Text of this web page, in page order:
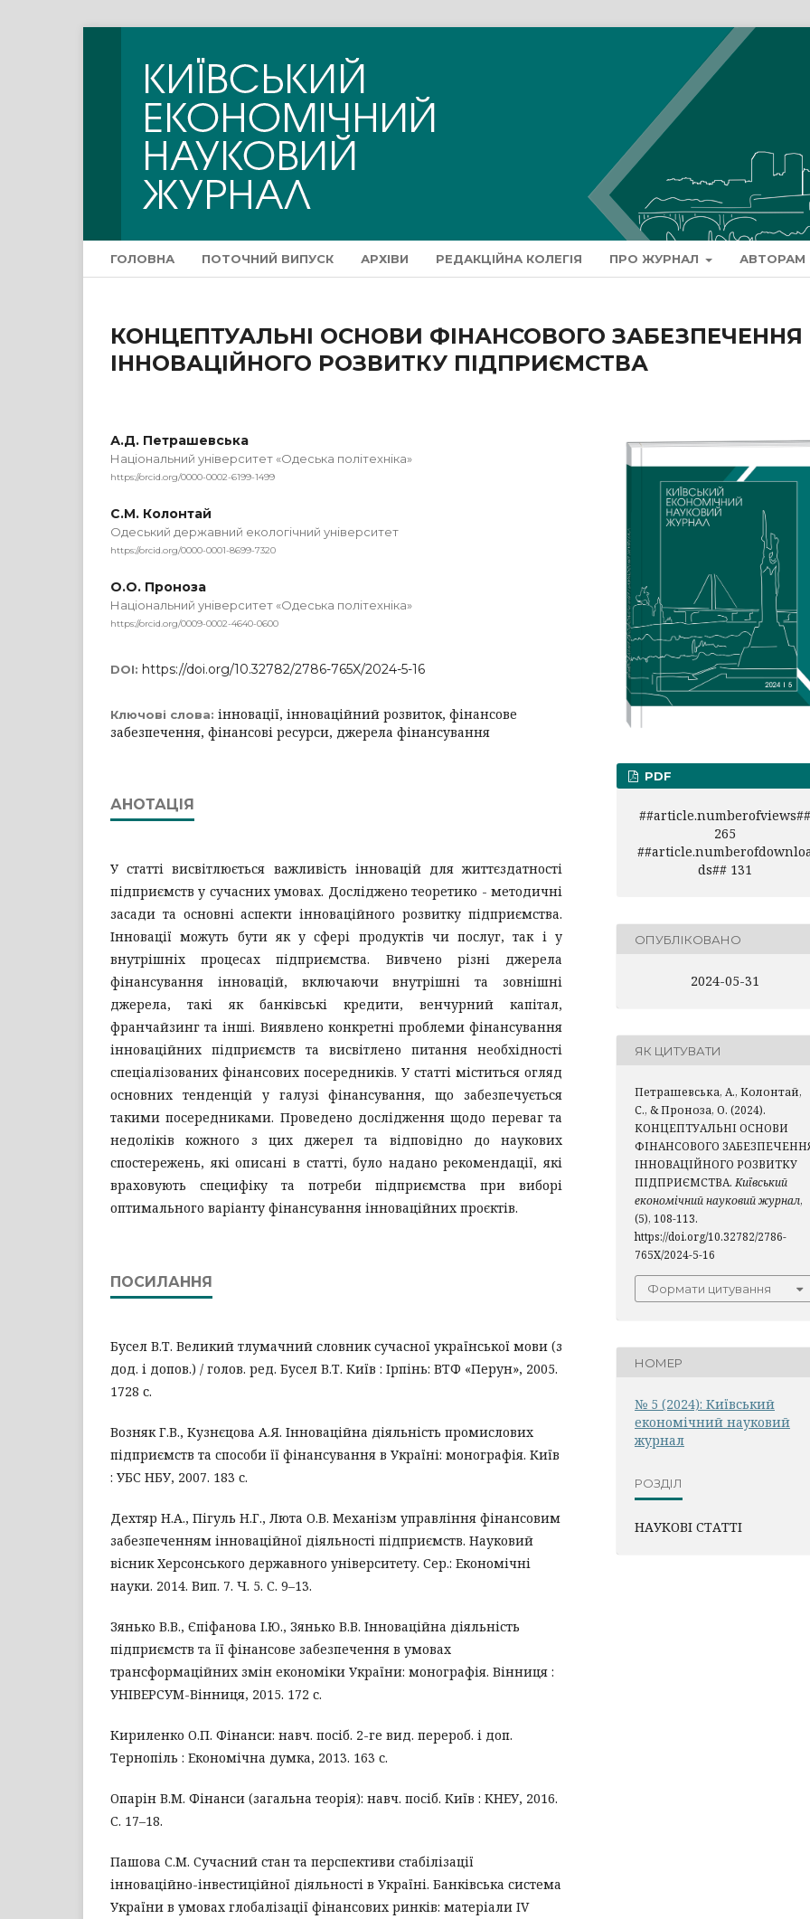
ГОЛОВНА ПОТОЧНИЙ ВИПУСК АРХІВИ РЕДАКЦІЙНА КОЛЕГІЯ ПРО ЖУРНАЛ АВТОРАМ
КОНЦЕПТУАЛЬНІ ОСНОВИ ФІНАНСОВОГО ЗАБЕЗПЕЧЕННЯ
ІННОВАЦІЙНОГО РОЗВИТКУ ПІДПРИЄМСТВА
А.Д. Петрашевська
Національний університет «Одеська політехніка»
https://orcid.org/0000-0002-6199-1499
С.М. Колонтай
Одеський державний екологічний університет
https://orcid.org/0000-0001-8699-7320
О.О. Проноза
Національний університет «Одеська політехніка»
https://orcid.org/0009-0002-4640-0600
DOI: https://doi.org/10.32782/2786-765X/2024-5-16
Ключові слова: інновації, інноваційний розвиток, фінансове
забезпечення, фінансові ресурси, джерела фінансування
АНОТАЦІЯ
У статті висвітлюється важливість інновацій для життєздатності
підприємств у сучасних умовах. Досліджено теоретико - методичні
засади та основні аспекти інноваційного розвитку підприємства.
Інновації можуть бути як у сфері продуктів чи послуг, так і у
внутрішніх процесах підприємства. Вивчено різні джерела
фінансування інновацій, включаючи внутрішні та зовнішні
джерела, такі як банківські кредити, венчурний капітал,
франчайзинг та інші. Виявлено конкретні проблеми фінансування
інноваційних підприємств та висвітлено питання необхідності
спеціалізованих фінансових посередників. У статті міститься огляд
основних тенденцій у галузі фінансування, що забезпечується
такими посередниками. Проведено дослідження щодо переваг та
недоліків кожного з цих джерел та відповідно до наукових
спостережень, які описані в статті, було надано рекомендації, які
враховують специфіку та потреби підприємства при виборі
оптимального варіанту фінансування інноваційних проєктів.
ПОСИЛАННЯ
Бусел В.Т. Великий тлумачний словник сучасної української мови (з
дод. і допов.) / голов. ред. Бусел В.Т. Київ : Ірпінь: ВТФ «Перун», 2005.
1728 с.
Возняк Г.В., Кузнєцова А.Я. Інноваційна діяльність промислових
підприємств та способи її фінансування в Україні: монографія. Київ
: УБС НБУ, 2007. 183 с.
Дехтяр Н.А., Пігуль Н.Г., Люта О.В. Механізм управління фінансовим
забезпеченням інноваційної діяльності підприємств. Науковий
вісник Херсонського державного університету. Сер.: Економічні
науки. 2014. Вип. 7. Ч. 5. С. 9–13.
Зянько В.В., Єпіфанова І.Ю., Зянько В.В. Інноваційна діяльність
підприємств та її фінансове забезпечення в умовах
трансформаційних змін економіки України: монографія. Вінниця :
УНІВЕРСУМ-Вінниця, 2015. 172 с.
Кириленко О.П. Фінанси: навч. посіб. 2-ге вид. перероб. і доп.
Тернопіль : Економічна думка, 2013. 163 с.
Опарін В.М. Фінанси (загальна теорія): навч. посіб. Київ : КНЕУ, 2016.
С. 17–18.
Пашова С.М. Сучасний стан та перспективи стабілізації
інноваційно-інвестиційної діяльності в Україні. Банківська система
України в умовах глобалізації фінансових ринків: матеріали IV
PDF
##article.numberofviews##
265
ds## 131
ОПУБЛІКОВАНО
2024-05-31
ЯК ЦИТУВАТИ
Петрашевська, А., Колонтай,
С., & Проноза, О. (2024).
КОНЦЕПТУАЛЬНІ ОСНОВИ
ФІНАНСОВОГО
ІННОВАЦІЙНОГО РОЗВИТКУ
ПІДПРИЄМСТВА. Київський
економічний науковий журнал,
(5), 108-113.
https://doi.org/10.32782/2786-
765X/2024-5-16
Формати цитування
НОМЕР
№ 5 (2024): Київський
економічний науковий
журнал
РОЗДІЛ
НАУКОВІ СТАТТІ